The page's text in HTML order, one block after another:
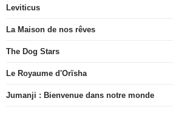
Leviticus
La Maison de nos rêves
The Dog Stars
Le Royaume d'Orïsha
Jumanji : Bienvenue dans notre monde